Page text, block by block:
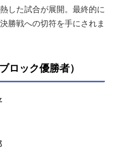
した試合が展開。最終的に
勝戦への切符を手にされま
ロック優勝者）